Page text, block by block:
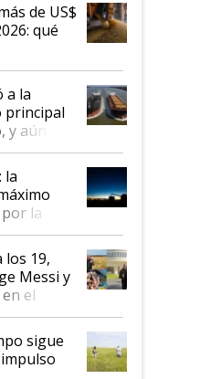
de US$
qué
a la
principal
aún así
de cada
el
la
la
los 19,
Messi y
el
"darle
libertario
salió
sigue